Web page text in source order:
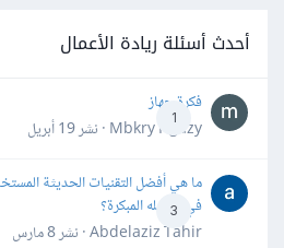
أحدث أسئلة ريادة الأعمال
1
فكرة جهاز
Mbkry Hgazy · نشر
19 أبريل
3
ما هي أفضل التقنيات الحديثة
في مراحله المبكرة؟
Abdelaziz Tahir · نشر
8 مارس